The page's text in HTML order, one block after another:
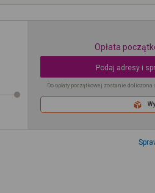
Opłata
Podaj adresy i
Do opłaty początkowej zostanie